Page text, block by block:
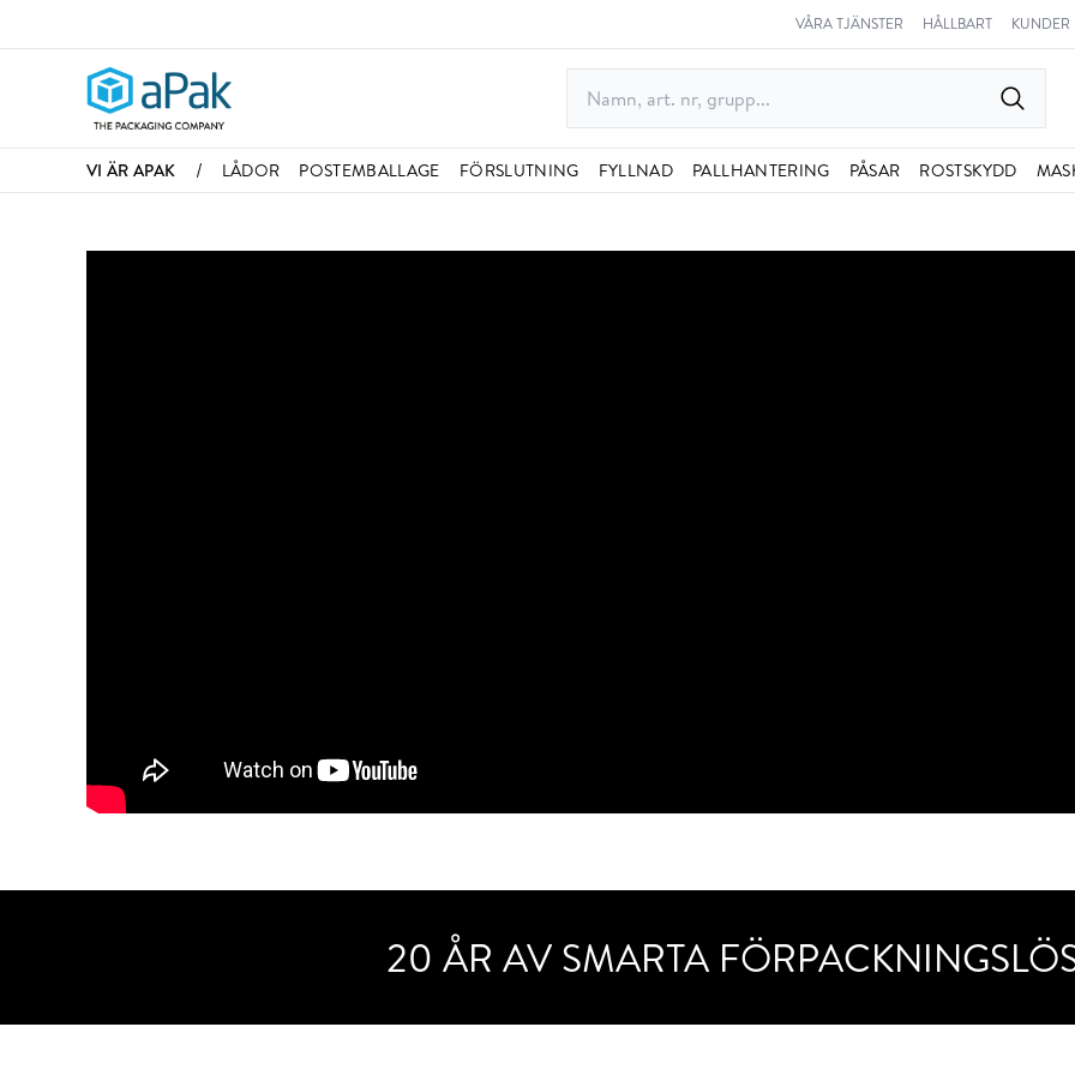
VÅRA TJÄNSTER HÅLLBART KUNDER
VI ÄR APAK / LÅDOR POSTEMBALLAGE FÖRSLUTNING FYLLNAD PALLHANTERING PÅSAR ROSTSKYDD
20 ÅR AV SMARTA